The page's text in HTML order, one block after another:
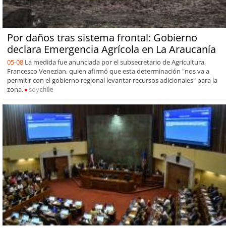
Por daños tras sistema frontal: Gobierno
declara Emergencia Agrícola en La Araucanía
05-08 La medida fue anunciada por el subsecretario de Agricultura,
Francesco Venezian, quien afirmó que esta determinación "nos va a
permitir con el gobierno regional levantar recursos adicionales" para la
zona.
soychile